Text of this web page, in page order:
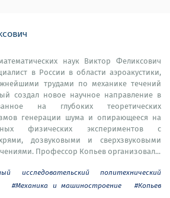
наук Виктор Феликсович
в России в области аэроакустики,
трудами по механике течений
создал новое научное направление в
на глубоких теоретических
генерации шума и опирающееся на
физических экспериментов с
дозвуковыми и сверхзвуковыми
Профессор Копьев организовал...
исследовательский политехнический
#Механика и машиностроение
#Копьев